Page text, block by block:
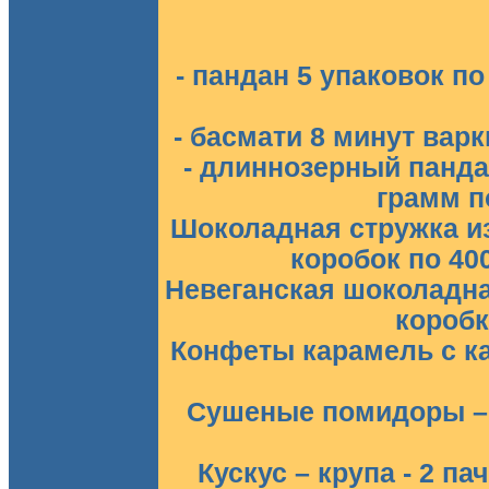
- пандан 5 упаковок
- басмати 8 минут
- длиннозерный
грамм
Шоколадная стружка
коробок по
Невеганская
Конфеты карамель с
Сушеные помидоры –
Кускус – крупа - 2